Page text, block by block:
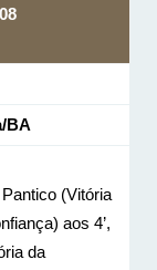
BA
(Vitória
aos 4’,
da